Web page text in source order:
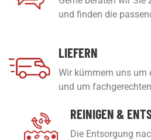
und finden die
LIEFERN
Wir kümmern uns um
und um
REINIGEN &
Die Entsorgung